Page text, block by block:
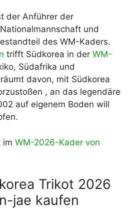
der Anführer der
und
des WM-Kaders.
trifft Südkorea in der WM-
Südafrika und
davon, mit Südkorea
, an das legendäre
auf eigenem Boden will
im WM-2026-Kader von
Trikot 2026
jae kaufen